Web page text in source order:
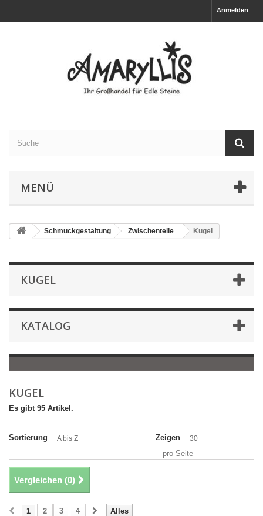
Anmelden
MENÜ
Schmuckgestaltung Zwischenteile Kugel
KUGEL
KATALOG
KUGEL
Es gibt 95 Artikel.
Sortierung A bis Z Zeigen 30
pro Seite
Vergleichen (0)
Alles
1 2 3 4